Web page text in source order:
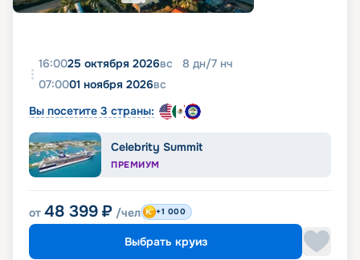
16:0025 октября 2026вс 8 дн/7 нч
07:0001 ноября 2026вс
Вы посетите 3 страны:
Celebrity Summit
ПРЕМИУМ
от 48 399 ₽ /чел +1 000
Выбрать круиз